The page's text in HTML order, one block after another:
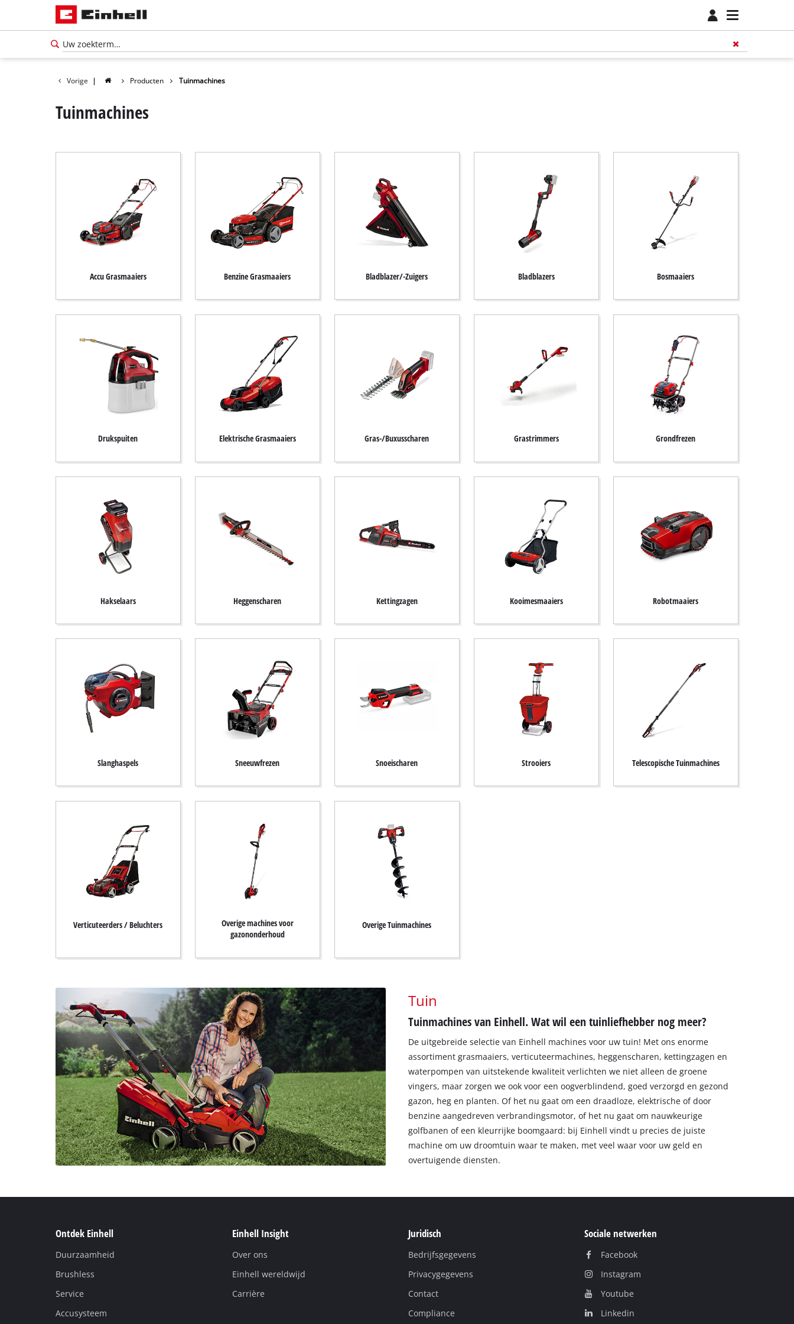
Vorige | Producten Tuinmachines
Tuinmachines
Accu Grasmaaiers Benzine Grasmaaiers Bladblazer/-Zuigers Bladblazers Bosmaaiers
Drukspuiten Elektrische Grasmaaiers Gras-/Buxusscharen Grastrimmers Grondfrezen
Hakselaars Heggenscharen Kettingzagen Kooimesmaaiers Robotmaaiers
Slanghaspels Sneeuwfrezen Snoeischaren Strooiers Telescopische Tuinmachines
Verticuteerders / Beluchters
Overige machines voor
gazononderhoud
Overige Tuinmachines
Tuin
Tuinmachines van Einhell. Wat wil een tuinliefhebber nog meer?
De uitgebreide selectie van Einhell machines voor uw tuin! Met ons enorme
assortiment grasmaaiers, verticuteermachines, heggenscharen, kettingzagen en
waterpompen van uitstekende kwaliteit verlichten we niet alleen de groene
vingers, maar zorgen we ook voor een oogverblindend, goed verzorgd en gezond
gazon, heg en planten. Of het nu gaat om een draadloze, elektrische of door
benzine aangedreven verbrandingsmotor, of het nu gaat om nauwkeurige
golfbanen of een kleurrijke boomgaard: bij Einhell vindt u precies de juiste
machine om uw droomtuin waar te maken, met veel waar voor uw geld en
overtuigende diensten.
Ontdek Einhell
Duurzaamheid
Brushless
Service
Accusysteem
Einhell Insight
Over ons
Einhell wereldwijd
Carrière
Juridisch
Bedrijfsgegevens
Privacygegevens
Contact
Compliance
Sociale netwerken
Facebook
Instagram
Youtube
Linkedin